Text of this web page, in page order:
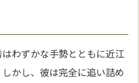
わずかな手勢とともに近江
かし、彼は完全に追い詰め